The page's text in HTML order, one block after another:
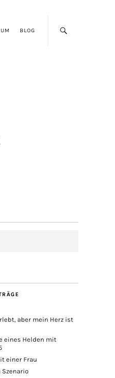
BLOG
aber mein Herz ist
eines Helden mit
einer Frau
Szenario